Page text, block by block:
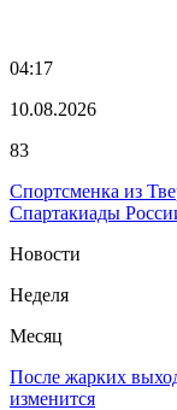
04:17
10.08.2026
83
Спортсменка из
Спартакиады
Новости
Неделя
Месяц
После жарких
изменится